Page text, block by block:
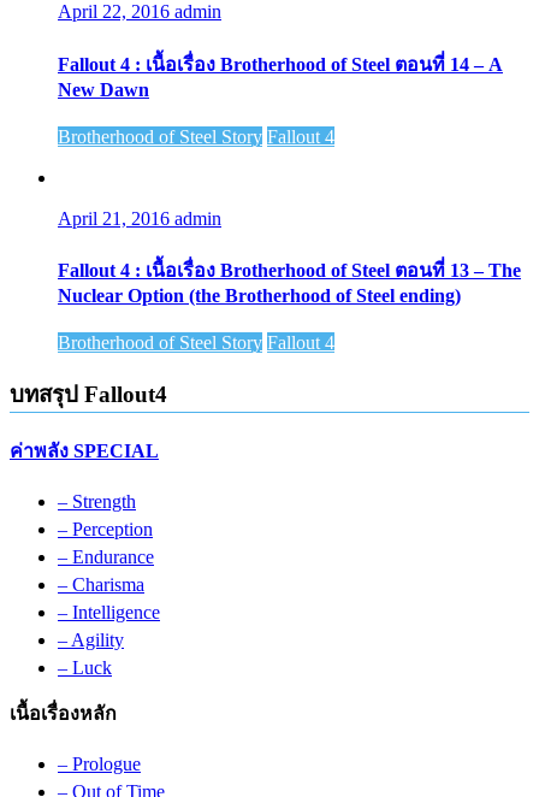
April 22, 2016 admin
Fallout 4 : เนื้อเรื่อง Brotherhood of Steel ตอนที่ 14 – A
New Dawn
Brotherhood of Steel Story Fallout 4
April 21, 2016 admin
Fallout 4 : เนื้อเรื่อง Brotherhood of Steel ตอนที่ 13 – The
Nuclear Option (the Brotherhood of Steel ending)
Brotherhood of Steel Story Fallout 4
บทสรุป Fallout4
ค่าพลัง SPECIAL
– Strength
– Perception
– Endurance
– Charisma
– Intelligence
– Agility
– Luck
เนื้อเรื่องหลัก
– Prologue
– Out of Time